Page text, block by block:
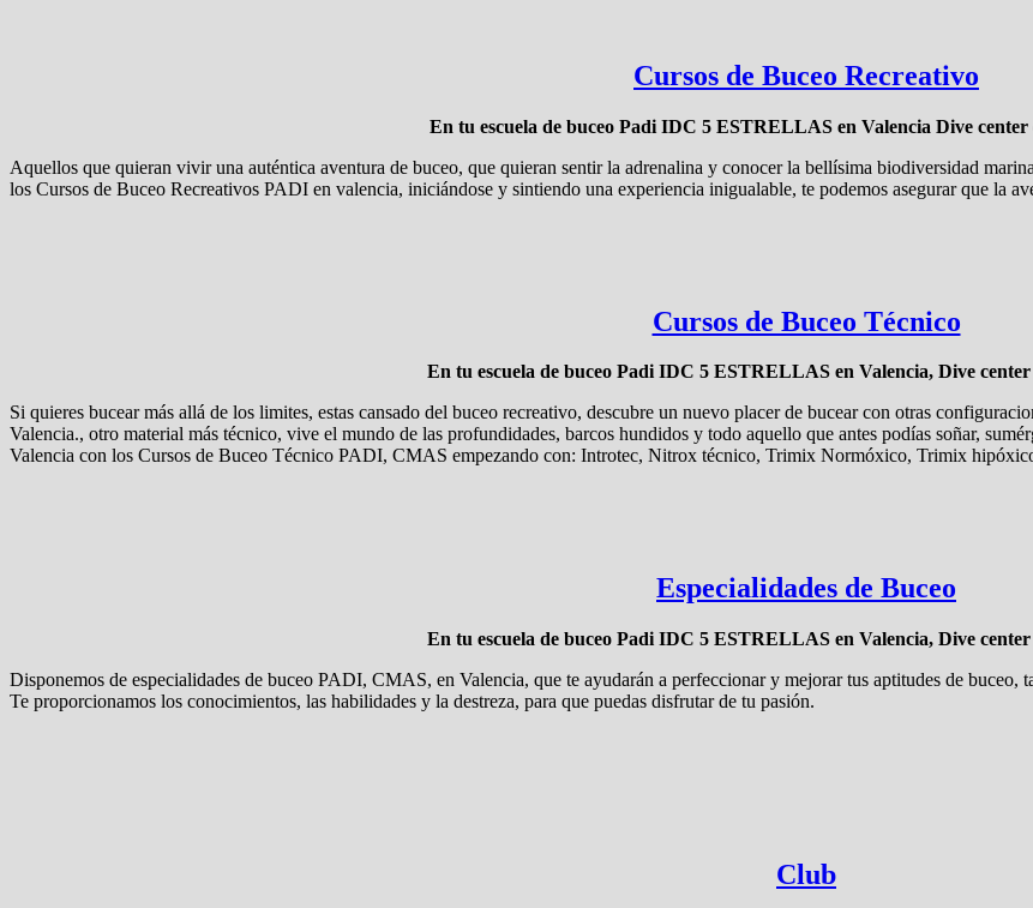
Cursos de Buceo Recreativo
En tu escuela de buceo Padi IDC 5 ESTRELLAS en Valencia Dive center
Aquellos que quieran vivir una auténtica aventura de buceo, que quieran sentir la adrenalina y conocer la bellísima biodiversidad
los Cursos de Buceo Recreativos PADI en valencia, iniciándose y sintiendo una experiencia inigualable, te podemos asegurar que la
Cursos de Buceo Técnico
En tu escuela de buceo Padi IDC 5 ESTRELLAS en Valencia, Dive
Si quieres bucear más allá de los limites, estas cansado del buceo recreativo, descubre un nuevo placer de bucear con otras
Valencia., otro material más técnico, vive el mundo de las profundidades, barcos hundidos y todo aquello que antes podías soñar,
Valencia con los Cursos de Buceo Técnico PADI, CMAS empezando con: Introtec, Nitrox técnico, Trimix Normóxico, Trimix
Especialidades de Buceo
En tu escuela de buceo Padi IDC 5 ESTRELLAS en Valencia, Dive
Disponemos de especialidades de buceo PADI, CMAS, en Valencia, que te ayudarán a perfeccionar y mejorar tus aptitudes de
Te proporcionamos los conocimientos, las habilidades y la destreza, para que puedas disfrutar de tu pasión.
Club